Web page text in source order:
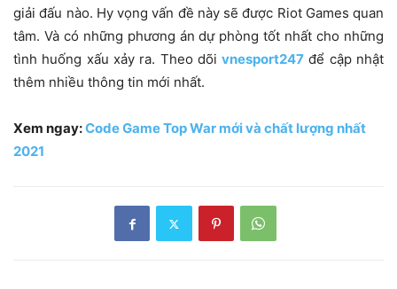
giải đấu nào. Hy vọng vấn đề này sẽ được Riot Games quan
tâm. Và có những phương án dự phòng tốt nhất cho những
tình huống xấu xảy ra. Theo dõivnesport247 để cập nhật
thêm nhiều thông tin mới nhất.
Xem ngay:Code Game Top War mới và chất lượng nhất
2021